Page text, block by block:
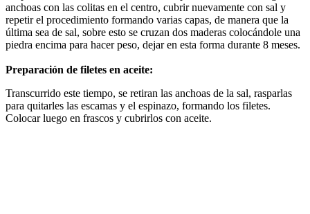
anchoas con las colitas en el centro, cubrir nuevamente con sal y
repetir el procedimiento formando varias capas, de manera que la
última sea de sal, sobre esto se cruzan dos maderas colocándole una
piedra encima para hacer peso, dejar en esta forma durante 8 meses.
Preparación de filetes en aceite:
Transcurrido este tiempo, se retiran las anchoas de la sal, rasparlas
para quitarles las escamas y el espinazo, formando los filetes.
Colocar luego en frascos y cubrirlos con aceite.